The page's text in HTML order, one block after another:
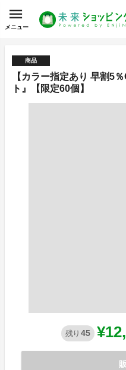
メニュー
商品
【カラー指定あり 早割5
ト』【限定60個】
残り 45